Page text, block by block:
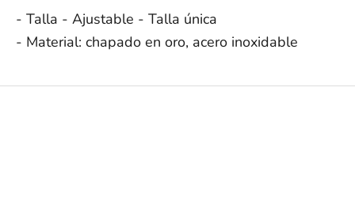
- Talla - Ajustable - Talla única
- Material: chapado en oro, acero inoxidable